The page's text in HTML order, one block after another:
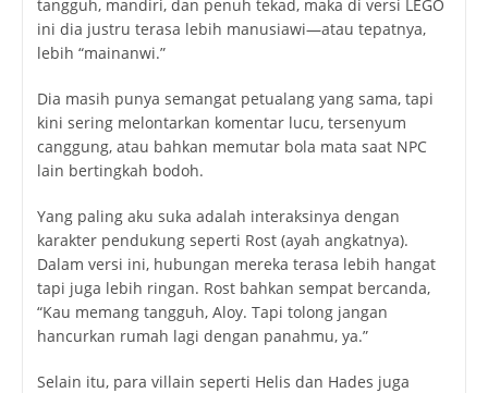
tangguh, mandiri, dan penuh tekad, maka di versi LEGO
ini dia justru terasa lebih manusiawi—atau tepatnya,
lebih “mainanwi.”
Dia masih punya semangat petualang yang sama, tapi
kini sering melontarkan komentar lucu, tersenyum
canggung, atau bahkan memutar bola mata saat NPC
lain bertingkah bodoh.
Yang paling aku suka adalah interaksinya dengan
karakter pendukung seperti Rost (ayah angkatnya).
Dalam versi ini, hubungan mereka terasa lebih hangat
tapi juga lebih ringan. Rost bahkan sempat bercanda,
“Kau memang tangguh, Aloy. Tapi tolong jangan
hancurkan rumah lagi dengan panahmu, ya.”
Selain itu, para villain seperti Helis dan Hades juga